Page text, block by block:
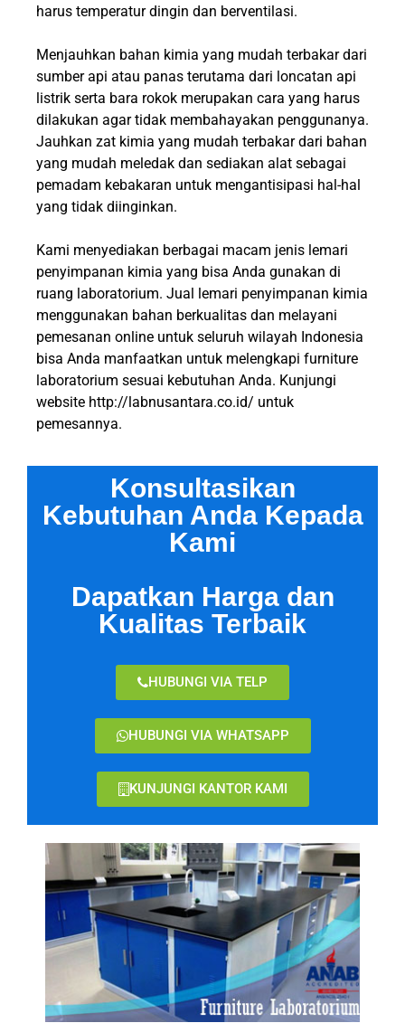
harus temperatur dingin dan berventilasi.
Menjauhkan bahan kimia yang mudah terbakar dari
sumber api atau panas terutama dari loncatan api
listrik serta bara rokok merupakan cara yang harus
dilakukan agar tidak membahayakan penggunanya.
Jauhkan zat kimia yang mudah terbakar dari bahan
yang mudah meledak dan sediakan alat sebagai
pemadam kebakaran untuk mengantisipasi hal-hal
yang tidak diinginkan.
Kami menyediakan berbagai macam jenis lemari
penyimpanan kimia yang bisa Anda gunakan di
ruang laboratorium. Jual lemari penyimpanan kimia
menggunakan bahan berkualitas dan melayani
pemesanan online untuk seluruh wilayah Indonesia
bisa Anda manfaatkan untuk melengkapi furniture
laboratorium sesuai kebutuhan Anda. Kunjungi
website http://labnusantara.co.id/ untuk
pemesannya.
Konsultasikan
Kebutuhan Anda Kepada
Kami
Dapatkan Harga dan
Kualitas Terbaik
HUBUNGI VIA TELP
HUBUNGI VIA WHATSAPP
KUNJUNGI KANTOR KAMI